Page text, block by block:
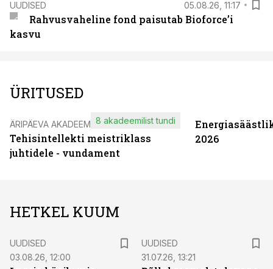
UUDISED 05.08.26, 11:17
Rahvusvaheline fond paisutab Bioforce’i
kasvu
ÜRITUSED
ÄRIPÄEVA AKADEEMIA
Tehisintellekti meistriklass
juhtidele - vundament
8 akadeemilist tundi
2026
HETKEL KUUM
UUDISED
03.08.26, 12:00
UUDISED
31.07.26, 13:21